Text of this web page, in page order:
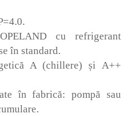
cu refrigerant
în standard.
A (chillere) și A++
în fabrică: pompă sau